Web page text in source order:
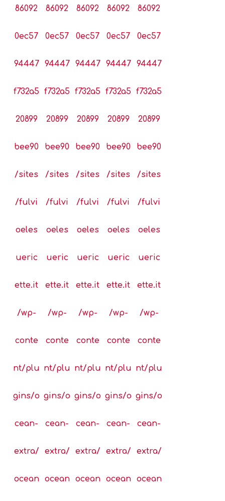
86092
0ec57
94447
f732a5
20899
bee90
/sites
/fulvi
oeles
ueric
ette.it
/wp-
conte
nt/plu
gins/o
cean-
extra/
ocean
86092
0ec57
94447
f732a5
20899
bee90
/sites
/fulvi
oeles
ueric
ette.it
/wp-
conte
nt/plu
gins/o
cean-
extra/
ocean
86092
0ec57
94447
f732a5
20899
bee90
/sites
/fulvi
oeles
ueric
ette.it
/wp-
conte
nt/plu
gins/o
cean-
extra/
ocean
86092
0ec57
94447
f732a5
20899
bee90
/sites
/fulvi
oeles
ueric
ette.it
/wp-
conte
nt/plu
gins/o
cean-
extra/
ocean
86092
0ec57
94447
f732a5
20899
bee90
/sites
/fulvi
oeles
ueric
ette.it
/wp-
conte
nt/plu
gins/o
cean-
extra/
ocean